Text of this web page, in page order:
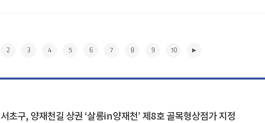
2 3 4 5 6 7 8 9 10
서초구, 양재천길 상권 ‘살롱in양재천’ 제8호 골목형상점가 지정